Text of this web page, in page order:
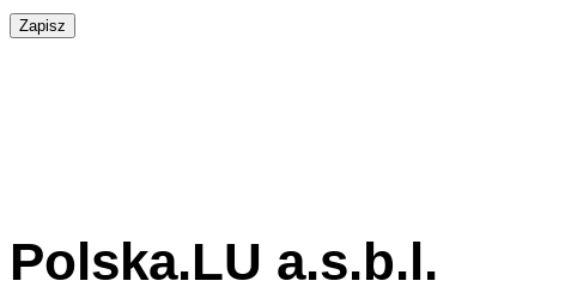
Zapisz
Polska.LU a.s.b.l.